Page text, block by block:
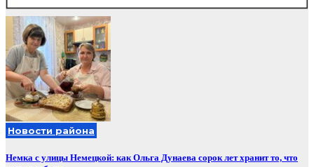
Новости района
Немка с улицы Немецкой: как Ольга Дунаева сорок лет хранит то, что